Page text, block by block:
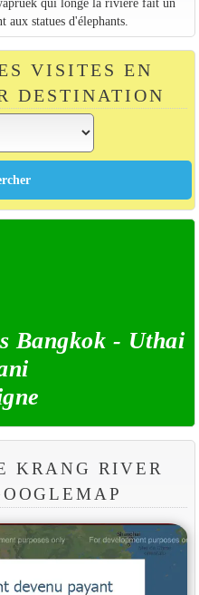
statues d'élephants.
VISITES EN
DESTINATION
Bangkok - Uthai
KRANG RIVER